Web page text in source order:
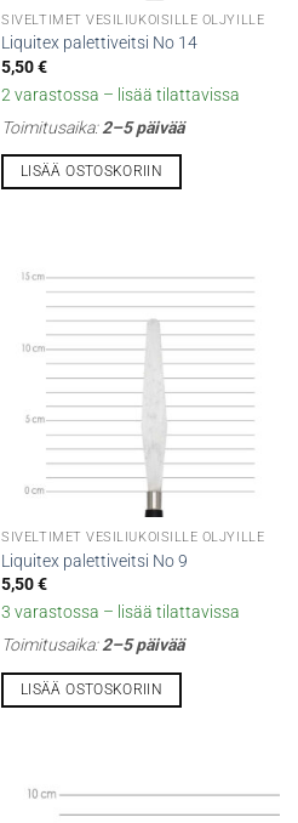
SIVELTIMET VESILIUKOISILLE ÖLJYILLE
Liquitex palettiveitsi No 14
5,50€
2 varastossa – lisää tilattavissa
Toimitusaika:2–5 päivää
LISÄÄ OSTOSKORIIN
SIVELTIMET VESILIUKOISILLE ÖLJYILLE
Liquitex palettiveitsi No 9
5,50€
3 varastossa – lisää tilattavissa
Toimitusaika:2–5 päivää
LISÄÄ OSTOSKORIIN